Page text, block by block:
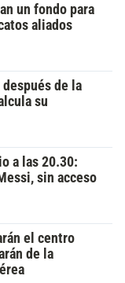
un fondo para
aliados
después de la
su
a las 20.30:
sin acceso
el centro
de la